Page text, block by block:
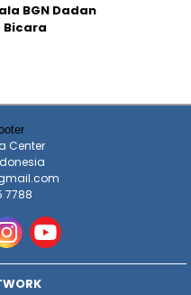
BGN Dadan
Bicara
Center
7788